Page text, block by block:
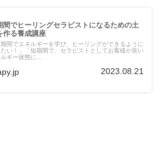
間でヒーリングセラピストになるための土
作る養成講座
期間でエネルギーを学び、ヒーリングができるように
たい！」「短期間で、セラピストとしてお客様が良い
ギー状態に...
2023.08.21